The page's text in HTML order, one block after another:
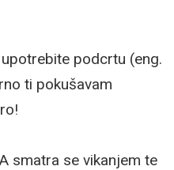
podcrtu (eng.
ti pokušavam
smatra se vikanjem te